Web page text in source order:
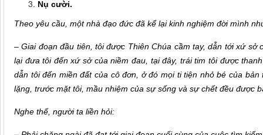
Nụ cười.
Theo yêu cầu, một nhà đạo đức đã kể lại kinh nghiệm đời mình
– Giai đoạn đầu tiên, tôi được Thiên Chúa cầm tay, dẫn tới xứ
lại đưa tôi đến xứ sở của niềm đau, tại đây, trái tim tôi được
dẫn tôi đến miền đất của cô đơn, ở đó mọi ti tiện nhỏ bé của
lặng, trước mặt tôi, mầu nhiệm của sự sống và sự chết đều được
Nghe thế, người ta liền hỏi: